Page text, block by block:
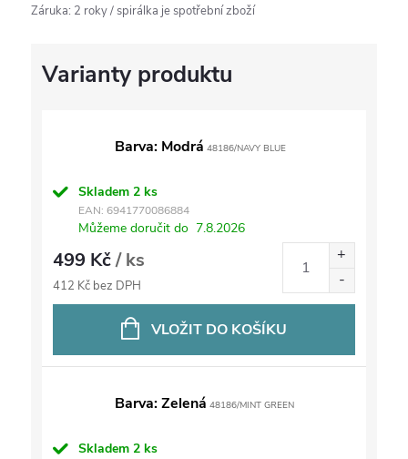
Záruka: 2 roky / spirálka je spotřební zboží
Barva: Modrá 48186/NAVY BLUE
Skladem 2 ks
EAN: 6941770086884
Můžeme doručit do 7.8.2026
499 Kč/ ks
412 Kč bez DPH
VLOŽIT DO KOŠÍKU
Barva: Zelená 48186/MINT GREEN
Skladem 2 ks